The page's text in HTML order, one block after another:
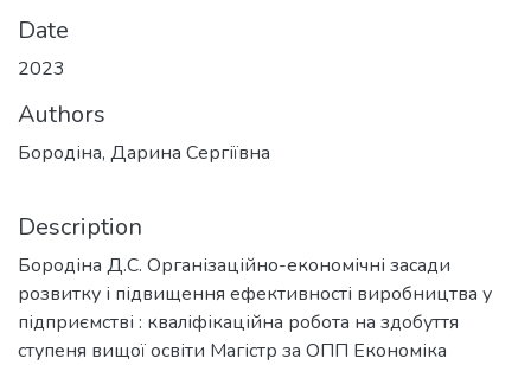
Date
2023
Authors
Бородіна, Дарина Сергіївна
Description
Бородіна Д.С. Організаційно-економічні засади
розвитку і підвищення ефективності виробництва у
підприємстві : кваліфікаційна робота на здобуття
ступеня вищої освіти Магістр за ОПП Економіка